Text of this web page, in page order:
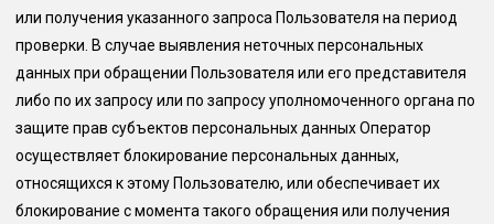
или получения указанного запроса Пользователя на период
проверки. В случае выявления неточных персональных
данных при обращении Пользователя или его представителя
либо по их запросу или по запросу уполномоченного органа по
защите прав субъектов персональных данных Оператор
осуществляет блокирование персональных данных,
относящихся к этому Пользователю, или обеспечивает их
блокирование с момента такого обращения или получения